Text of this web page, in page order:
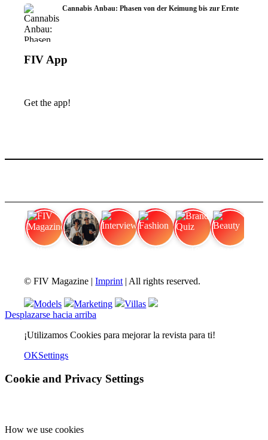
Cannabis Anbau: Phasen von der Keimung bis zur Ernte
FIV App
Get the app!
© FIV Magazine |Imprint| All rights reserved.
Models Marketing
Villas
Desplazarse hacia arriba
¡Utilizamos Cookies para mejorar la revista para ti!
OKSettings
Cookie and Privacy Settings
How we use cookies